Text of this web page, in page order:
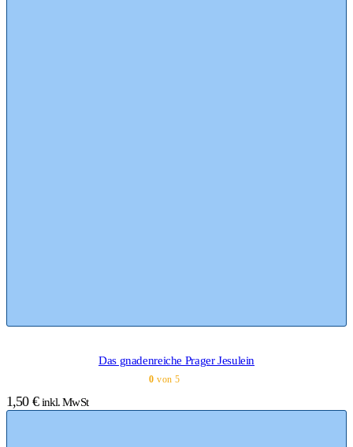
Das gnadenreiche Prager Jesulein
0 von 5
1,50 € inkl. MwSt